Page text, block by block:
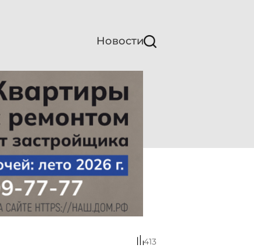
Новости
413